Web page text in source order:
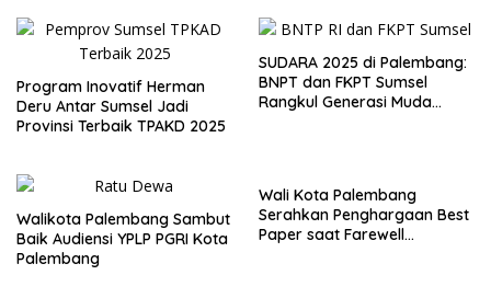
Program Inovatif Herman
Deru Antar Sumsel Jadi
Provinsi Terbaik TPAKD 2025
SUDARA 2025 di Palembang:
BNPT dan FKPT Sumsel
Rangkul Generasi Muda
Walikota Palembang Sambut
Baik Audiensi YPLP PGRI Kota
Palembang
Wali Kota Palembang
Serahkan Penghargaan Best
Paper saat Farewell